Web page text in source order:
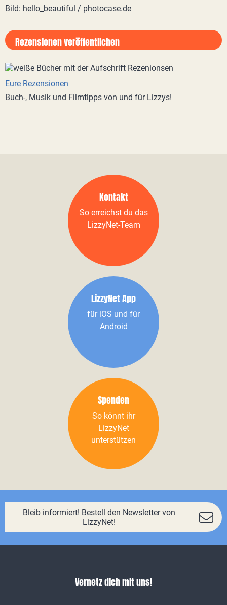
Bild: hello_beautiful / photocase.de
Rezensionen veröffentlichen
Eure Rezensionen
Buch-, Musik und Filmtipps von und für Lizzys!
Kontakt
So erreichst du das
LizzyNet-Team
LizzyNet App
für iOS und für
Android
Spenden
So könnt ihr
LizzyNet
unterstützen
Bleib informiert! Bestell den Newsletter von
LizzyNet!
Vernetz dich mit uns!